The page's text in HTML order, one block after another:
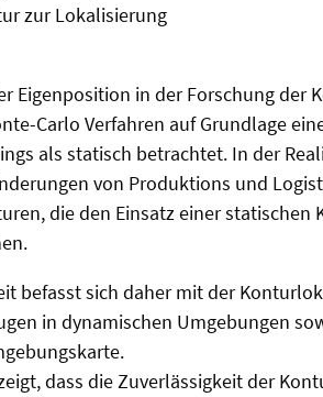
zur Lokalisierung
Eigenposition in der Forschung
Carlo Verfahren auf Grundlage
als statisch betrachtet. In der
von Produktions und
die den Einsatz einer statischen
befasst sich daher mit der
in dynamischen Umgebungen
dass die Zuverlässigkeit der